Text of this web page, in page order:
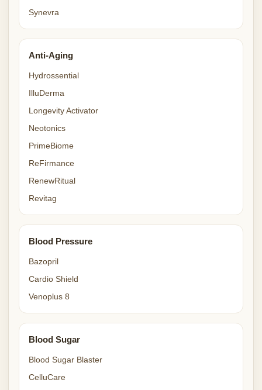
Synevra
Anti-Aging
Hydrossential
IlluDerma
Longevity Activator
Neotonics
PrimeBiome
ReFirmance
RenewRitual
Revitag
Blood Pressure
Bazopril
Cardio Shield
Venoplus 8
Blood Sugar
Blood Sugar Blaster
CelluCare